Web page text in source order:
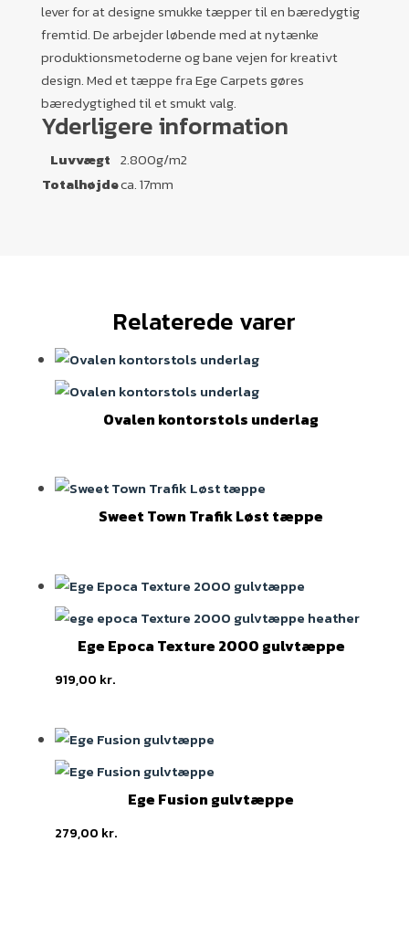
lever for at designe smukke tæpper til en bæredygtig
fremtid. De arbejder løbende med at nytænke
produktionsmetoderne og bane vejen for kreativt
design. Med et tæppe fra Ege Carpets gøres
bæredygtighed til et smukt valg.
Yderligere information
Luvvægt 2.800g/m2
Totalhøjdeca. 17mm
Relaterede varer
Ovalen kontorstols underlag
Sweet Town Trafik Løst tæppe
Ege Epoca Texture 2000 gulvtæppe
919,00 kr.
Ege Fusion gulvtæppe
279,00 kr.